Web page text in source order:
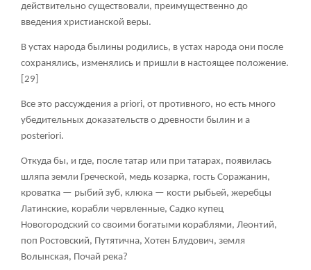
действительно существовали, преимущественно до
введения христианской веры.
В устах народа былины родились, в устах народа они после
сохранялись, изменялись и пришли в настоящее положение.
[29]
Все это рассуждения а рriоri, от противного, но есть много
убедительных доказательств о древности былин и а
роstеriоri.
Откуда бы, и где, после татар или при татарах, появилась
шляпа земли Греческой, медь козарка, гость Соражанин,
кроватка — рыбий зуб, клюка — кости рыбьей, жеребцы
Латинские, корабли червленные, Садко купец
Новогородский со своими богатыми кораблями, Леонтий,
поп Ростовский, Путятична, Хотен Блудович, земля
Волынская, Почай река?